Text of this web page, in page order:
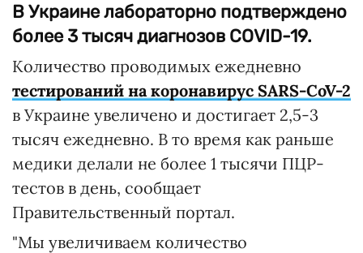
В Украине лабораторно подтверждено
более 3 тысяч диагнозов COVID-19.
Количество проводимых ежедневно
тестирований на коронавирус SARS-CoV-2
в Украине увеличено и достигает 2,5-3
тысяч ежедневно. В то время как раньше
медики делали не более 1 тысячи ПЦР-
тестов в день, сообщает
Правительственный портал.
"Мы увеличиваем количество